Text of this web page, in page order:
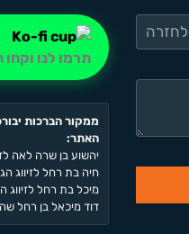
תרמו לנו
ממקור הברכות
האתר:
יהשוע בן שרה לאה
חיה בת רחל לזיווג
מיכל בת רחל לזיווג
דוד מיכאל בן רחל